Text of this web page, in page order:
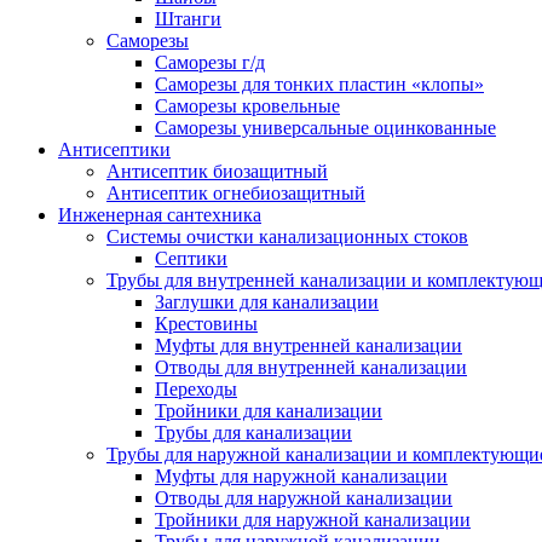
Штанги
Саморезы
Саморезы г/д
Саморезы для тонких пластин «клопы»
Саморезы кровельные
Саморезы универсальные оцинкованные
Антисептики
Антисептик биозащитный
Антисептик огнебиозащитный
Инженерная сантехника
Системы очистки канализационных стоков
Септики
Трубы для внутренней канализации и
Заглушки для канализации
Крестовины
Муфты для внутренней канализации
Отводы для внутренней канализации
Переходы
Тройники для канализации
Трубы для канализации
Трубы для наружной канализации и
Муфты для наружной канализации
Отводы для наружной канализации
Тройники для наружной канализации